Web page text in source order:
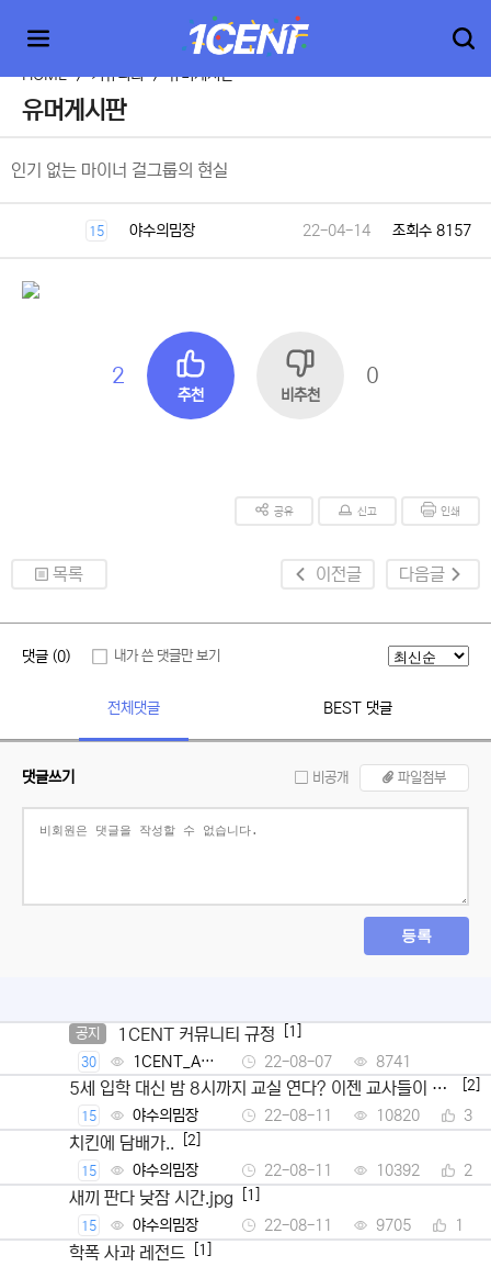
HOME > 커뮤니티 > 유머게시판
유머게시판
인기 없는 마이너 걸그룹의 현실
15 야수의밈장 22-04-14 조회수 8157
2
추천 비추천
0
공유 신고 인쇄
목록 이전글 다음글
댓글 (0) 내가 쓴 댓글만 보기
전체댓글 BEST 댓글
댓글쓰기 비공개 파일첨부
등록
공지 1CENT 커뮤니티 규정 [1]
30
1CENT_Ad
min
22-08-07 8741
5세 입학 대신 밤 8시까지 교실 연다? 이젠 교사들이 뿔
났다
[2]
15 야수의밈장 22-08-11 10820 3
치킨에 담배가.. [2]
15 야수의밈장 22-08-11 10392 2
새끼 판다 낮잠 시간.jpg [1]
15 야수의밈장 22-08-11 9705 1
학폭 사과 레전드 [1]